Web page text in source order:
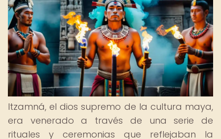
Itzamná, el dios supremo de la cultura maya,
era venerado a través de una serie de
rituales y ceremonias que reflejaban la